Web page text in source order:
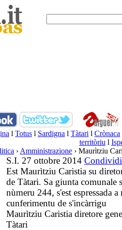
l Totus l Sardigna l Tàtari l Crònaca
territòriu l
› Amministrazione › Maurìtziu
S.I. 27 ottobre 2014 Condividi
Est Maurìtziu Caristia su
de Tàtari. Sa giunta comunale
nùmeru 244, s'est espressada
cunferimentu de s'incàrrigu
Maurìtziu Caristia diretore
Tàtari